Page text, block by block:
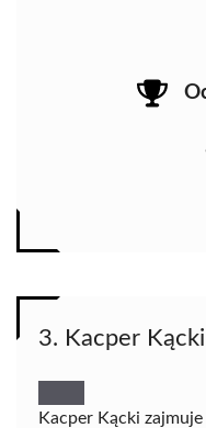
3. Kacper Kącki
Kacper Kącki